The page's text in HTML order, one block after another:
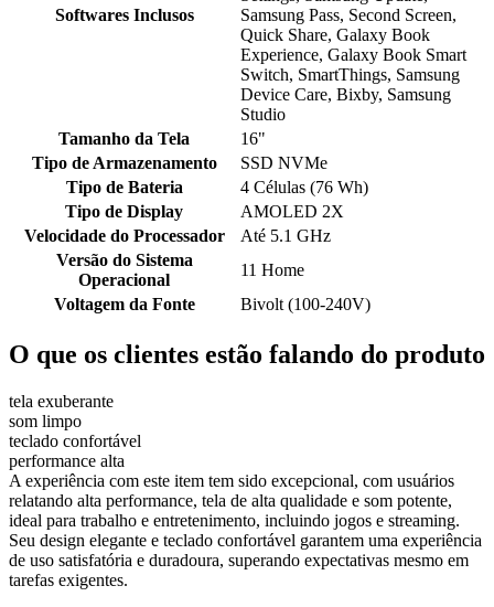
Softwares Inclusos
Samsung Pass, Second Screen,
Quick Share, Galaxy Book
Experience, Galaxy Book Smart
Switch, SmartThings, Samsung
Device Care, Bixby, Samsung
Studio
Tamanho da Tela
16"
Tipo de Armazenamento
SSD NVMe
Tipo de Bateria
4 Células (76 Wh)
Tipo de Display
AMOLED 2X
Velocidade do Processador
Até 5.1 GHz
Versão do Sistema
Operacional
11 Home
Voltagem da Fonte
Bivolt (100-240V)
O que os clientes estão falando do produto
tela exuberante
som limpo
teclado confortável
performance alta
A experiência com este item tem sido excepcional, com usuários
relatando alta performance, tela de alta qualidade e som potente,
ideal para trabalho e entretenimento, incluindo jogos e streaming.
Seu design elegante e teclado confortável garantem uma experiência
de uso satisfatória e duradoura, superando expectativas mesmo em
tarefas exigentes.